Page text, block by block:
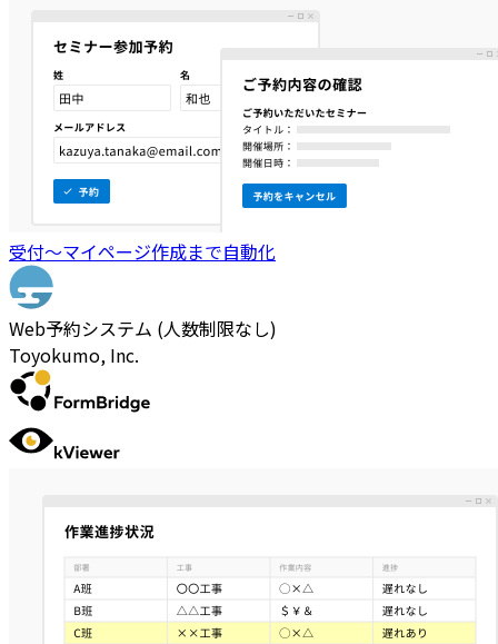
受付〜マイページ作成まで自動化
Web予約システム (人数制限なし)
Toyokumo, Inc.